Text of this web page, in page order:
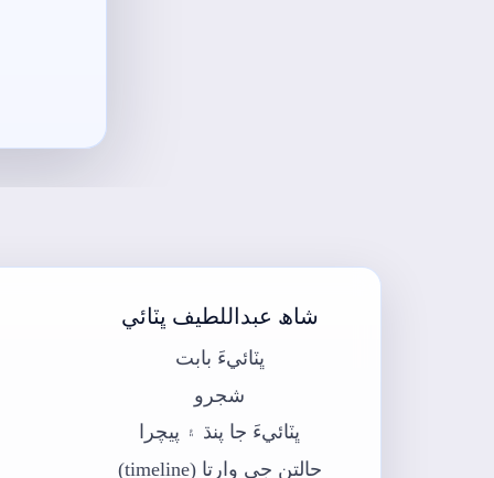
شاھ عبداللطيف ڀٽائي
ڀٽائيءَ بابت
شجرو
ڀٽائيءَ جا پنڌ ۽ پيچرا
حالتن جي وارتا (timeline)